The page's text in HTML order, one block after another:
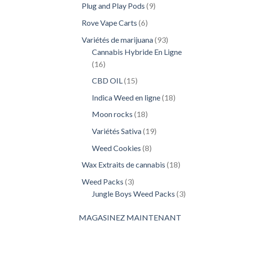
Plug and Play Pods 99
Rove Vape Carts 66
Variétés de marijuana 9393
produits
Cannabis Hybride En Ligne
1616
CBD OIL 1515
Indica Weed en ligne 1818
Moon rocks 1818
Variétés Sativa 1919
Weed Cookies 88
Wax Extraits de cannabis 1818
Weed Packs 33
produits
Jungle Boys Weed Packs 33
MAGASINEZ MAINTENANT